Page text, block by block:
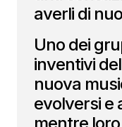
averli di
Uno dei
inventivi
nuova
evolversi e